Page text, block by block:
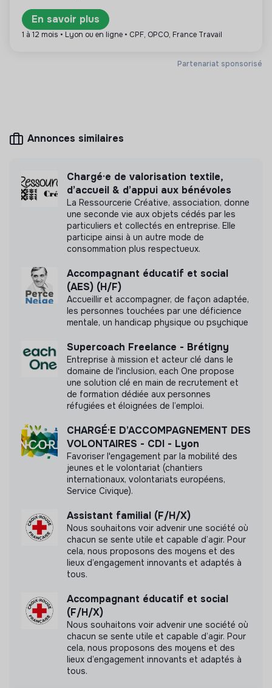
Plus d'informations
Association
Mesure d'impact
d'impact
Labels et certifications
Cette structure n'a pas souhaité nous
communiquer les labels ou certifications qu'elle a
pu obtenir.
Documents
N'a pas encore communiqué de documents de
transparence
Partenariat sponsorisé
En savoir plus
1 à 12 mois • Lyon ou en ligne • CPF, OPCO, France Travail
Annonces similaires
Chargé·e de valorisation textile,
d’accueil & d’appui aux bénévoles
La Ressourcerie Créative, association, donne
une seconde vie aux objets cédés par les
particuliers et collectés en entreprise. Elle
participe ainsi à un autre mode de
consommation plus respectueux.
Accompagnant éducatif et social
(AES) (H/F)
Accueillir et accompagner, de façon adaptée,
les personnes touchées par une déficience
mentale, un handicap physique ou psychique
Supercoach Freelance - Brétigny
Entreprise à mission et acteur clé dans le
domaine de l'inclusion, each One propose
une solution clé en main de recrutement et
de formation dédiée aux personnes
réfugiées et éloignées de l’emploi.
CHARGÉ·E D’ACCOMPAGNEMENT DES
VOLONTAIRES - CDI - Lyon
Favoriser l'engagement par la mobilité des
jeunes et le volontariat (chantiers
internationaux, volontariats européens,
Service Civique).
Assistant familial (F/H/X)
Nous souhaitons voir advenir une société où
chacun se sente utile et capable d’agir. Pour
cela, nous proposons des moyens et des
lieux d’engagement innovants et adaptés à
tous.
Accompagnant éducatif et social
(F/H/X)
Nous souhaitons voir advenir une société où
chacun se sente utile et capable d’agir. Pour
cela, nous proposons des moyens et des
lieux d’engagement innovants et adaptés à
tous.